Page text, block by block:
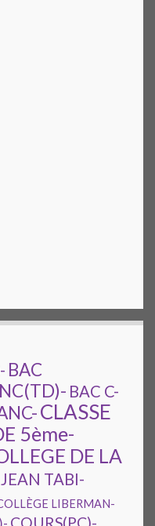
BAC
BAC C-
CLASSE
5ème-
DE LA
TABI-
LIBERMAN-